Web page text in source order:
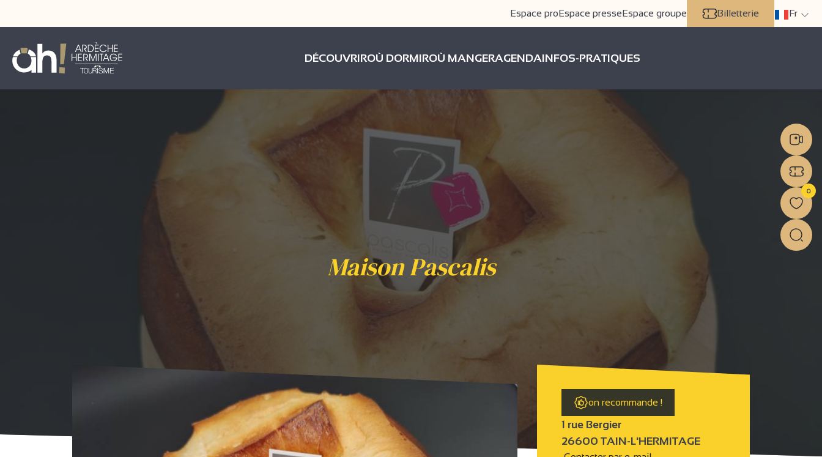
Espace proEspace presseEspace groupe Billetterie Fr
DÉCOUVRIROÙ DORMIROÙ MANGERAGENDAINFOS-PRATIQUES
Maison Pascalis
on recommande !
1 rue Bergier
26600 TAIN-L'HERMITAGE
0